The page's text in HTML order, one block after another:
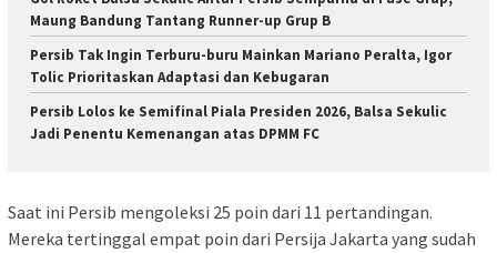
Maung Bandung Tantang Runner-up Grup B
Persib Tak Ingin Terburu-buru Mainkan Mariano Peralta, Igor
Tolic Prioritaskan Adaptasi dan Kebugaran
Persib Lolos ke Semifinal Piala Presiden 2026, Balsa Sekulic
Jadi Penentu Kemenangan atas DPMM FC
Saat ini Persib mengoleksi 25 poin dari 11 pertandingan.
Mereka tertinggal empat poin dari Persija Jakarta yang sudah